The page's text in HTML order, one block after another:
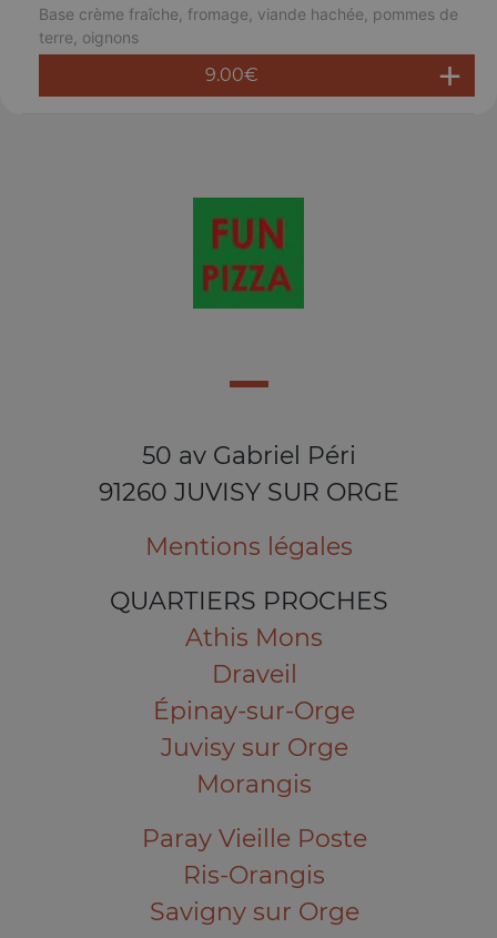
Base crème fraîche, fromage, viande hachée, pommes de
terre, oignons
9.00€
50 av Gabriel Péri
91260 JUVISY SUR ORGE
Mentions légales
QUARTIERS PROCHES
Athis Mons
Draveil
Épinay-sur-Orge
Juvisy sur Orge
Morangis
Paray Vieille Poste
Ris-Orangis
Savigny sur Orge